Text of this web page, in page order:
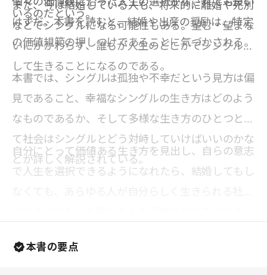
はずだ。本書を読むと、結婚や出産の奨励は、特定
の価値規範の押しつけであることに気づかされる。
いるのだという。
また、今は結婚している人も、将来的に離婚や死別
などでシングルになる可能性もある。望む・望まな
いにかかわらず、誰もが人生のどこかでシングルと
して生きることになるのである。
本書では、シングルは孤独や不幸だという見方は偏
見であること、幸福なシングルの生き方はどのよう
なものであるか、そして多様な生き方のひとつとし
て社会はシングルとどう対峙していけばいいのかな
どが詳しく解説されている。
自分にとって価値ある生き方を見出し、自らの意志
で人生を選択できるようになれたら、結婚してもし
本書の要点